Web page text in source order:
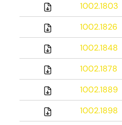
1002.1803
1002.1826
1002.1848
1002.1878
1002.1889
1002.1898